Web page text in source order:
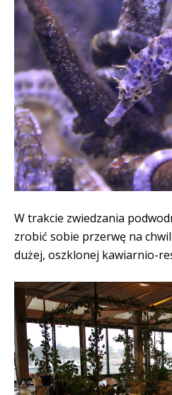
W trakcie zwiedzania
zrobić sobie przerwę na
dużej, oszklonej kawiarnio-